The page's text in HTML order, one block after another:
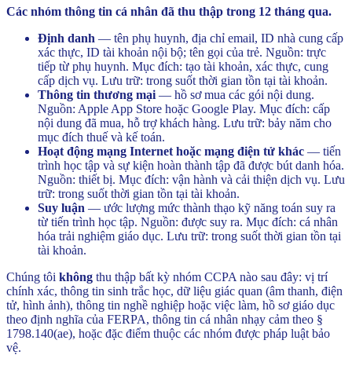
Các nhóm thông tin cá nhân đã thu thập trong 12 tháng qua.
Định danh — tên phụ huynh, địa chỉ email, ID nhà cung cấp
xác thực, ID tài khoản nội bộ; tên gọi của trẻ. Nguồn: trực
tiếp từ phụ huynh. Mục đích: tạo tài khoản, xác thực, cung
cấp dịch vụ. Lưu trữ: trong suốt thời gian tồn tại tài khoản.
Thông tin thương mại — hồ sơ mua các gói nội dung.
Nguồn: Apple App Store hoặc Google Play. Mục đích: cấp
nội dung đã mua, hỗ trợ khách hàng. Lưu trữ: bảy năm cho
mục đích thuế và kế toán.
Hoạt động mạng Internet hoặc mạng điện tử khác — tiến
trình học tập và sự kiện hoàn thành tập đã được bút danh hóa.
Nguồn: thiết bị. Mục đích: vận hành và cải thiện dịch vụ. Lưu
trữ: trong suốt thời gian tồn tại tài khoản.
Suy luận — ước lượng mức thành thạo kỹ năng toán suy ra
từ tiến trình học tập. Nguồn: được suy ra. Mục đích: cá nhân
hóa trải nghiệm giáo dục. Lưu trữ: trong suốt thời gian tồn tại
tài khoản.
Chúng tôi không thu thập bất kỳ nhóm CCPA nào sau đây: vị trí
chính xác, thông tin sinh trắc học, dữ liệu giác quan (âm thanh, điện
tử, hình ảnh), thông tin nghề nghiệp hoặc việc làm, hồ sơ giáo dục
theo định nghĩa của FERPA, thông tin cá nhân nhạy cảm theo §
1798.140(ae), hoặc đặc điểm thuộc các nhóm được pháp luật bảo
vệ.